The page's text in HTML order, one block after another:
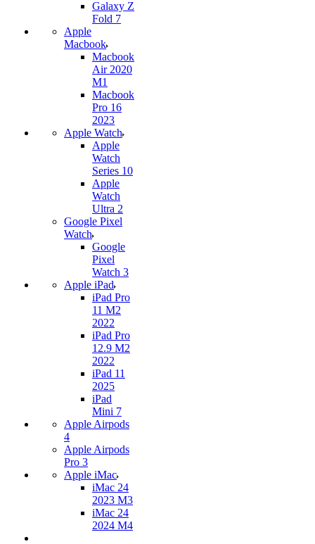
Galaxy Z
Fold 7
Apple
Macbook
Macbook
Air 2020
M1
Macbook
Pro 16
2023
Apple Watch
Apple
Watch
Series 10
Apple
Watch
Ultra 2
Google Pixel
Watch
Google
Pixel
Watch 3
Apple iPad
iPad Pro
11 M2
2022
iPad Pro
12.9 M2
2022
iPad 11
2025
iPad
Mini 7
Apple Airpods
4
Apple Airpods
Pro 3
Apple iMac
iMac 24
2023 M3
iMac 24
2024 M4